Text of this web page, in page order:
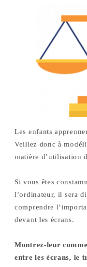
Les enfants
Veillez donc à
matière d’utilisation
Si vous êtes
l’ordinateur, il sera
comprendre
devant les écrans.
Montrez-leur
entre les écrans, le